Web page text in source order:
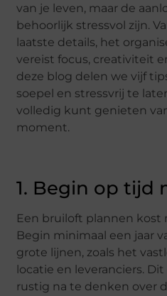
van je leven, maar de
behoorlijk stressvol zijn.
laatste details, het
vereist focus, creativiteit
deze blog delen we vijf
soepel en stressvrij te
volledig kunt genieten
moment.
1. Begin op tijd
Een bruiloft plannen kost
Begin minimaal een jaar
grote lijnen, zoals het
locatie en leveranciers.
rustig na te denken over